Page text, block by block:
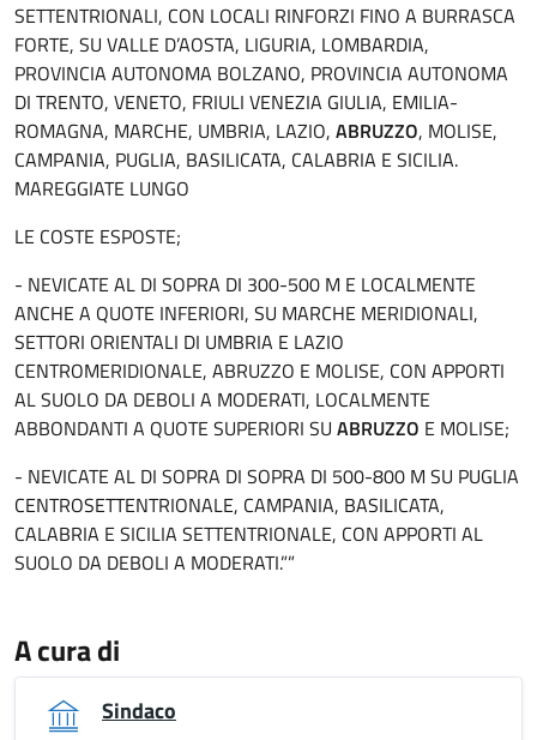
SETTENTRIONALI, CON LOCALI RINFORZI FINO A BURRASCA
FORTE, SU VALLE D’AOSTA, LIGURIA, LOMBARDIA,
PROVINCIA AUTONOMA BOLZANO, PROVINCIA AUTONOMA
DI TRENTO, VENETO, FRIULI VENEZIA GIULIA, EMILIA-
ROMAGNA, MARCHE, UMBRIA, LAZIO, ABRUZZO, MOLISE,
CAMPANIA, PUGLIA, BASILICATA, CALABRIA E SICILIA.
MAREGGIATE LUNGO
LE COSTE ESPOSTE;
- NEVICATE AL DI SOPRA DI 300-500 M E LOCALMENTE
ANCHE A QUOTE INFERIORI, SU MARCHE MERIDIONALI,
SETTORI ORIENTALI DI UMBRIA E LAZIO
CENTROMERIDIONALE, ABRUZZO E MOLISE, CON APPORTI
AL SUOLO DA DEBOLI A MODERATI, LOCALMENTE
ABBONDANTI A QUOTE SUPERIORI SU ABRUZZO E MOLISE;
- NEVICATE AL DI SOPRA DI SOPRA DI 500-800 M SU PUGLIA
CENTROSETTENTRIONALE, CAMPANIA, BASILICATA,
CALABRIA E SICILIA SETTENTRIONALE, CON APPORTI AL
SUOLO DA DEBOLI A MODERATI.””
A cura di
Sindaco